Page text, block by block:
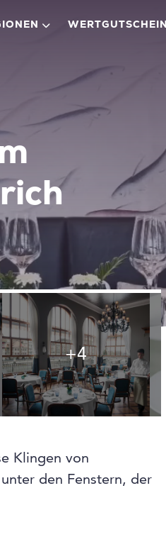
WERTGUTSCHEIN
+4
Klingen von
den Fenstern, der